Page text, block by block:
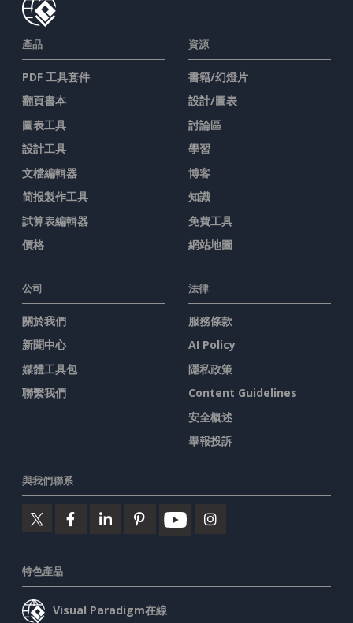
產品
PDF 工具套件
翻頁書本
圖表工具
設計工具
文檔編輯器
简报製作工具
試算表編輯器
價格
資源
書籍/幻燈片
設計/圖表
討論區
學習
博客
知識
免費工具
網站地圖
公司
關於我們
新聞中心
媒體工具包
聯繫我們
法律
服務條款
AI Policy
隱私政策
Content Guidelines
安全概述
舉報投訴
與我們聯系
特色產品
Visual Paradigm在線